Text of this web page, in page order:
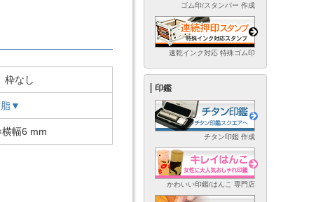
枠なし
脂▼
幅6 mm
ゴム印/スタンパー 作成
速乾インク対応 特殊ゴム印
印鑑
チタン印鑑 作成
かわいい印鑑/はんこ 専門店